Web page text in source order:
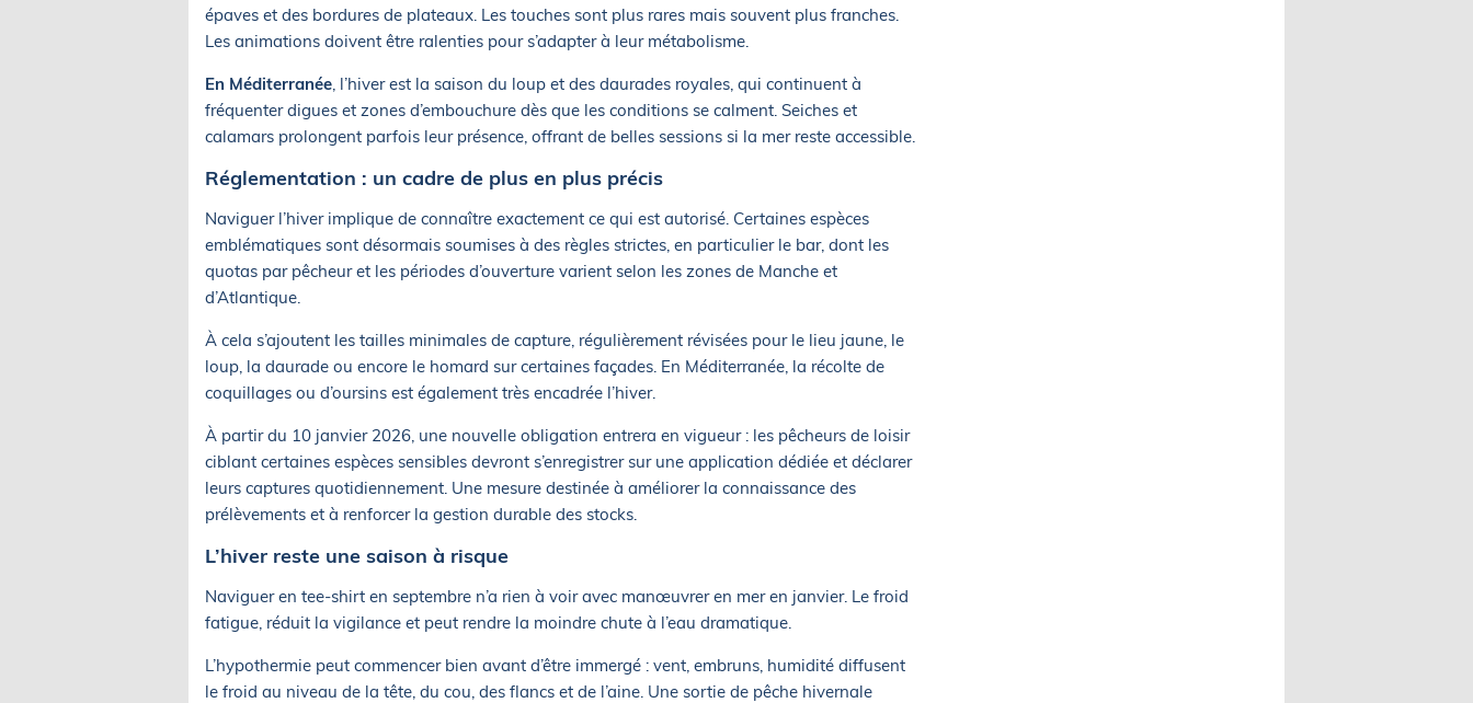
épaves et des bordures de plateaux. Les touches sont plus rares mais souvent plus franches.
Les animations doivent être ralenties pour s’adapter à leur métabolisme.
En Méditerranée, l’hiver est la saison du loup et des daurades royales, qui continuent à
fréquenter digues et zones d’embouchure dès que les conditions se calment. Seiches et
calamars prolongent parfois leur présence, offrant de belles sessions si la mer reste accessible.
Réglementation : un cadre de plus en plus précis
Naviguer l’hiver implique de connaître exactement ce qui est autorisé. Certaines espèces
emblématiques sont désormais soumises à des règles strictes, en particulier le bar, dont les
quotas par pêcheur et les périodes d’ouverture varient selon les zones de Manche et
d’Atlantique.
À cela s’ajoutent les tailles minimales de capture, régulièrement révisées pour le lieu jaune, le
loup, la daurade ou encore le homard sur certaines façades. En Méditerranée, la récolte de
coquillages ou d’oursins est également très encadrée l’hiver.
À partir du 10 janvier 2026, une nouvelle obligation entrera en vigueur : les pêcheurs de loisir
ciblant certaines espèces sensibles devront s’enregistrer sur une application dédiée et déclarer
leurs captures quotidiennement. Une mesure destinée à améliorer la connaissance des
prélèvements et à renforcer la gestion durable des stocks.
L’hiver reste une saison à risque
Naviguer en tee-shirt en septembre n’a rien à voir avec manœuvrer en mer en janvier. Le froid
fatigue, réduit la vigilance et peut rendre la moindre chute à l’eau dramatique.
L’hypothermie peut commencer bien avant d’être immergé : vent, embruns, humidité diffusent
le froid au niveau de la tête, du cou, des flancs et de l’aine. Une sortie de pêche hivernale